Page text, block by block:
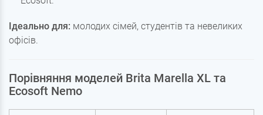
Ідеально для: молодих сімей, студентів та невеликих
офісів.
Порівняння моделей Brita Marella XL та
Ecosoft Nemo